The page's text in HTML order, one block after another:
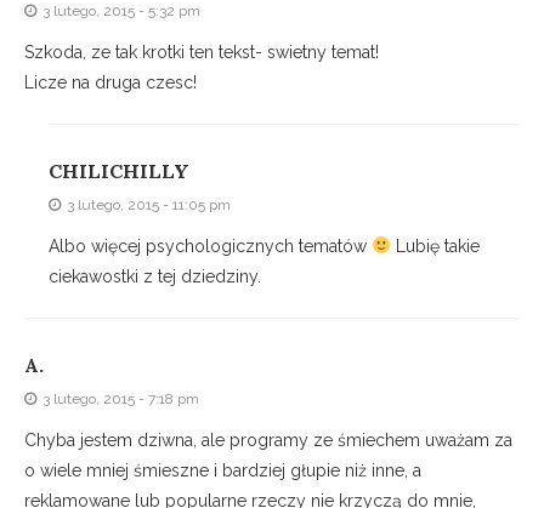
3 lutego, 2015 - 5:32 pm
Szkoda, ze tak krotki ten tekst- swietny temat!
Licze na druga czesc!
CHILICHILLY
3 lutego, 2015 - 11:05 pm
Albo więcej psychologicznych tematów
Lubię takie
ciekawostki z tej dziedziny.
A.
3 lutego, 2015 - 7:18 pm
Chyba jestem dziwna, ale programy ze śmiechem uważam za
o wiele mniej śmieszne i bardziej głupie niż inne, a
reklamowane lub popularne rzeczy nie krzyczą do mnie,